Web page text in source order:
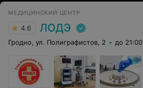
МЕДИЦИНСКИЙ ЦЕНТР
4.6 ЛОДЭ
Гродно, ул. Полиграфистов, 2 до 21:00